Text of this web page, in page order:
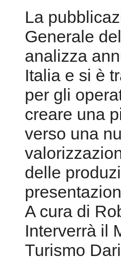
La
Generale
analizza
Italia e si è
per gli
creare una
verso una
delle
A cura di
Interverrà il
Turismo